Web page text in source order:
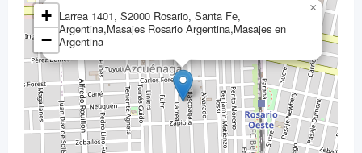
Larrea 1401, S2000 Rosario, Santa Fe,
Argentina,Masajes Rosario Argentina,Masajes en
Argentina
×
+
−